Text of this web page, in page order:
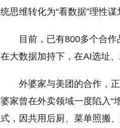
统思维转化为“看数据”理性谋
目前，已有800多个合
在大数据加持下，在AI选址
外婆家与美团的合作，
婆家曾在外卖领域一度陷入“
式，因共用后厨、菜单照搬